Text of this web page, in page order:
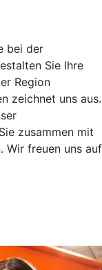
bei der
Sie Ihre
Region
zeichnet uns aus.
zusammen mit
Wir freuen uns auf